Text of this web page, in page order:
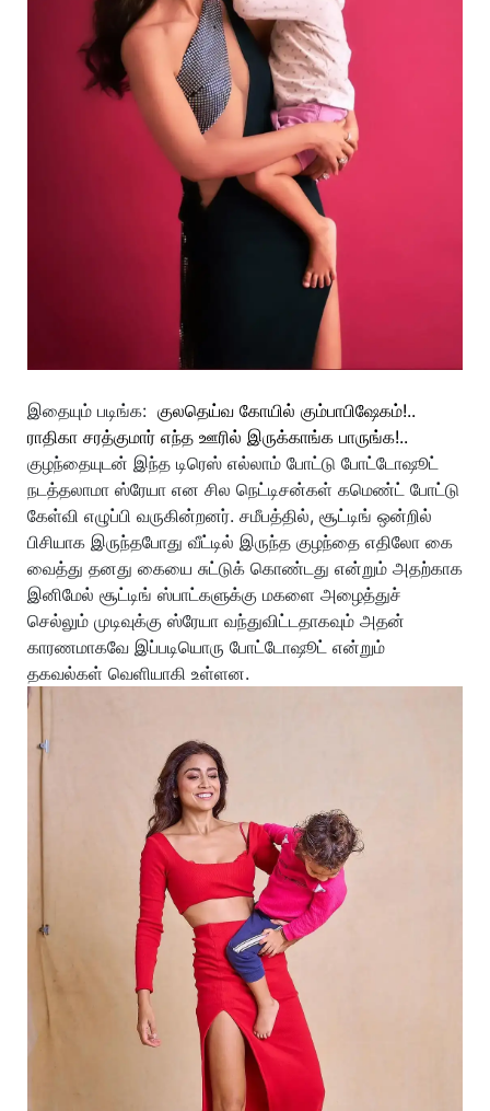
இதையும் படிங்க: குலதெய்வ கோயில் கும்பாபிஷேகம்!..
ராதிகா சரத்குமார் எந்த ஊரில் இருக்காங்க பாருங்க!..
குழந்தையுடன் இந்த டிரெஸ் எல்லாம் போட்டு போட்டோஷூட்
நடத்தலாமா ஸ்ரேயா என சில நெட்டிசன்கள் கமெண்ட் போட்டு
கேள்வி எழுப்பி வருகின்றனர். சமீபத்தில், சூட்டிங் ஒன்றில்
பிசியாக இருந்தபோது வீட்டில் இருந்த குழந்தை எதிலோ கை
வைத்து தனது கையை சுட்டுக் கொண்டது என்றும் அதற்காக
இனிமேல் சூட்டிங் ஸ்பாட்களுக்கு மகளை அழைத்துச்
செல்லும் முடிவுக்கு ஸ்ரேயா வந்துவிட்டதாகவும் அதன்
காரணமாகவே இப்படியொரு போட்டோஷூட் என்றும்
தகவல்கள் வெளியாகி உள்ளன.